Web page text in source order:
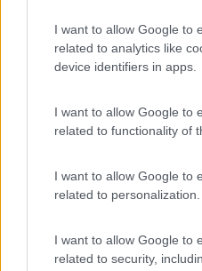
I want to allow Google to
related to analytics like
device identifiers in apps.
I want to allow Google to
related to functionality of
I want to allow Google to
related to personalization.
I want to allow Google to
related to security,
dRIKYZ
341
In risposta al messaggio diIZ4DJI
valvole metalliche che reggono in
sono il tipo piu usato, in ottone, che
...
Ti ringrazio della cortese e
Io le uso a 4.2 - 4.5 bar,